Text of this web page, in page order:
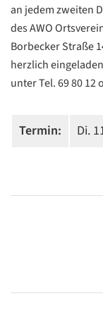
an jedem zweiten
des AWO
Borbecker Straße
herzlich
unter Tel. 69 80 12
Termin: Di.